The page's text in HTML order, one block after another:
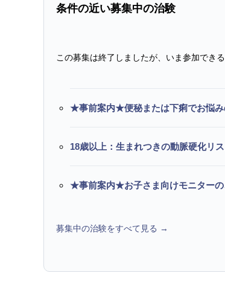
条件の近い募集中の治験
この募集は終了しましたが、いま参加できる
★事前案内★便秘または下痢でお悩み
18歳以上：生まれつきの動脈硬化リ
★事前案内★お子さま向けモニターの
募集中の治験をすべて見る →